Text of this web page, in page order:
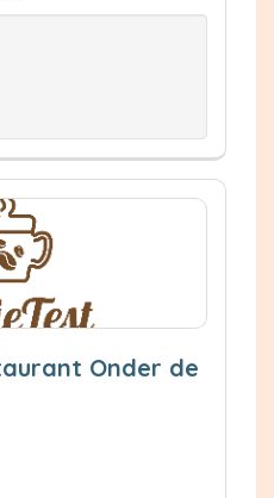
Onder de